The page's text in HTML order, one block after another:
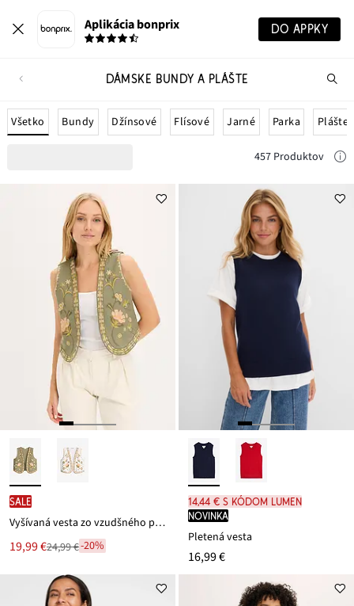
Aplikácia bonprix DO APPKY
DÁMSKE BUNDY A PLÁŠTE
Všetko Bundy Džínsové Flísové Jarné Parka Plášte
457 Produktov
SALE
Vyšívaná vesta zo vzudšného pláteného mixu
Nová
cena
19,99 €
Zľava
24,99 €
24,99 €-20%
14,44 € s kódom LUMEN
novinka
Pletená vesta
16,99 €